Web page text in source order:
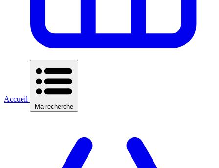
Accueil
Ma recherche